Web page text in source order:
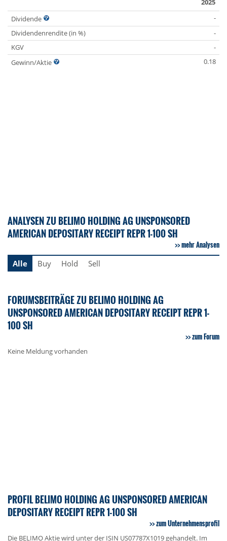
2025
Dividende
-
Dividendenrendite (in %)
-
KGV
-
Gewinn/Aktie
0.18
ANALYSEN ZU BELIMO HOLDING AG UNSPONSORED
AMERICAN DEPOSITARY RECEIPT REPR 1-100 SH
mehr Analysen
Alle
Buy Hold Sell
FORUMSBEITRÄGE ZU BELIMO HOLDING AG
UNSPONSORED AMERICAN DEPOSITARY RECEIPT REPR 1-
100 SH
zum Forum
Keine Meldung vorhanden
PROFIL BELIMO HOLDING AG UNSPONSORED AMERICAN
DEPOSITARY RECEIPT REPR 1-100 SH
zum Unternehmensprofil
Die BELIMO Aktie wird unter der ISIN US07787X1019 gehandelt. Im